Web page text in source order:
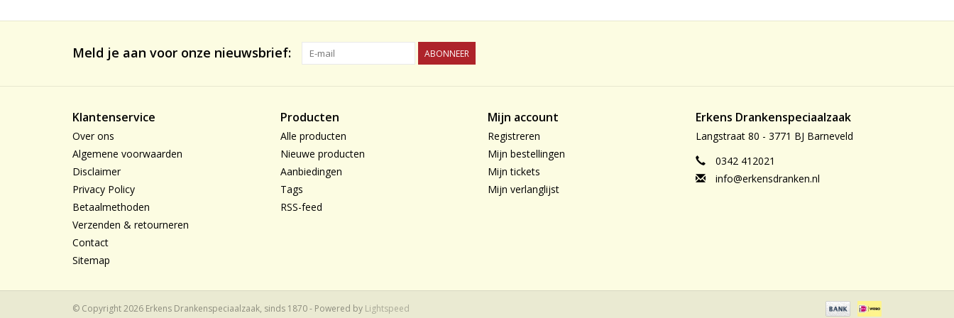
Meld je aan voor onze nieuwsbrief: ABONNEER
Klantenservice
Over ons
Algemene voorwaarden
Disclaimer
Privacy Policy
Betaalmethoden
Verzenden & retourneren
Contact
Sitemap
Producten
Alle producten
Nieuwe producten
Aanbiedingen
Tags
RSS-feed
Mijn account
Registreren
Mijn bestellingen
Mijn tickets
Mijn verlanglijst
Erkens Drankenspeciaalzaak
Langstraat 80 - 3771 BJ Barneveld
0342 412021
info@erkensdranken.nl
© Copyright 2026 Erkens Drankenspeciaalzaak, sinds 1870 - Powered by Lightspeed